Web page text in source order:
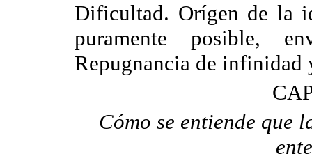
Dificultad. Orígen de la
puramente posible,
Repugnancia de infinidad
Cómo se entiende que